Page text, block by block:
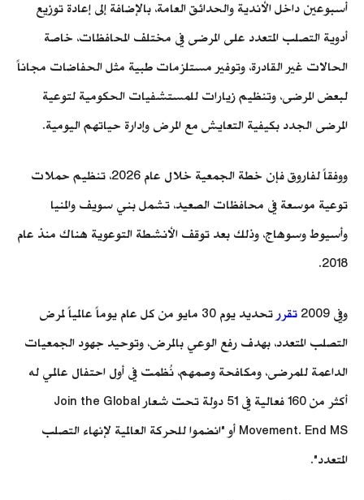
أسبوعين داخل الأندية والحدائق العامة، بالإضافة إلى إعادة توزيع
أدوية التصلب المتعدد على المرضى في مختلف المحافظات، خاصة
الحالات غير القادرة، وتوفير مستلزمات طبية مثل الحفاضات مجاناً
لبعض المرضى، وتنظيم زيارات للمستشفيات الحكومية لتوعية
المرضى الجدد بكيفية التعايش مع المرض وإدارة حياتهم اليومية.
ووفقاً لفاروق فإن خطة الجمعية خلال عام 2026، تنظيم حملات
توعية موسعة في محافظات الصعيد، تشمل بني سويف والمنيا
وأسيوط وسوهاج، وذلك بعد توقف الأنشطة التوعوية هناك منذ عام
2018.
وفي 2009 تقرر
تحديد يوم 30 مايو من كل عام يوماً عالمياً لمرض
التصلب المتعدد، بهدف رفع الوعي بالمرض، وتوحيد جهود الجمعيات
الداعمة للمرضى، ومكافحة وصمهم، نُظمت في أول احتفال عالمي له
أكثر من 160 فعالية في 51 دولة تحت شعار Join the Global
Movement. End MS أو "انضموا للحركة العالمية لإنهاء التصلب
المتعدد".